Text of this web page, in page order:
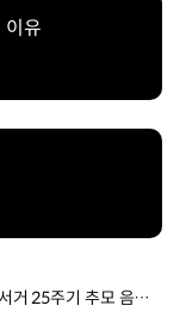
이유
거 25주기 추모 음악